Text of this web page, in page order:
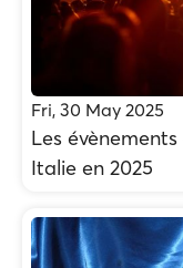
Fri, 30 May 2025
Les
Italie en 2025